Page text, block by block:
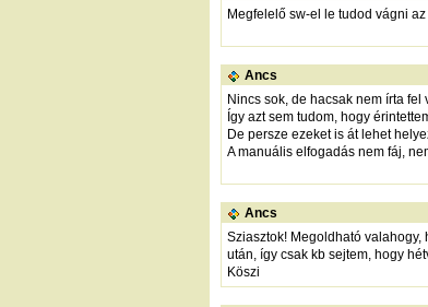
Megfelelő sw-el le tudod vágni
Ancs
Nincs sok, de hacsak nem írta
Így azt sem tudom, hogy
De persze ezeket is át lehet
A manuális elfogadás nem fáj,
Ancs
Sziasztok! Megoldható
után, így csak kb sejtem, hogy
Köszi